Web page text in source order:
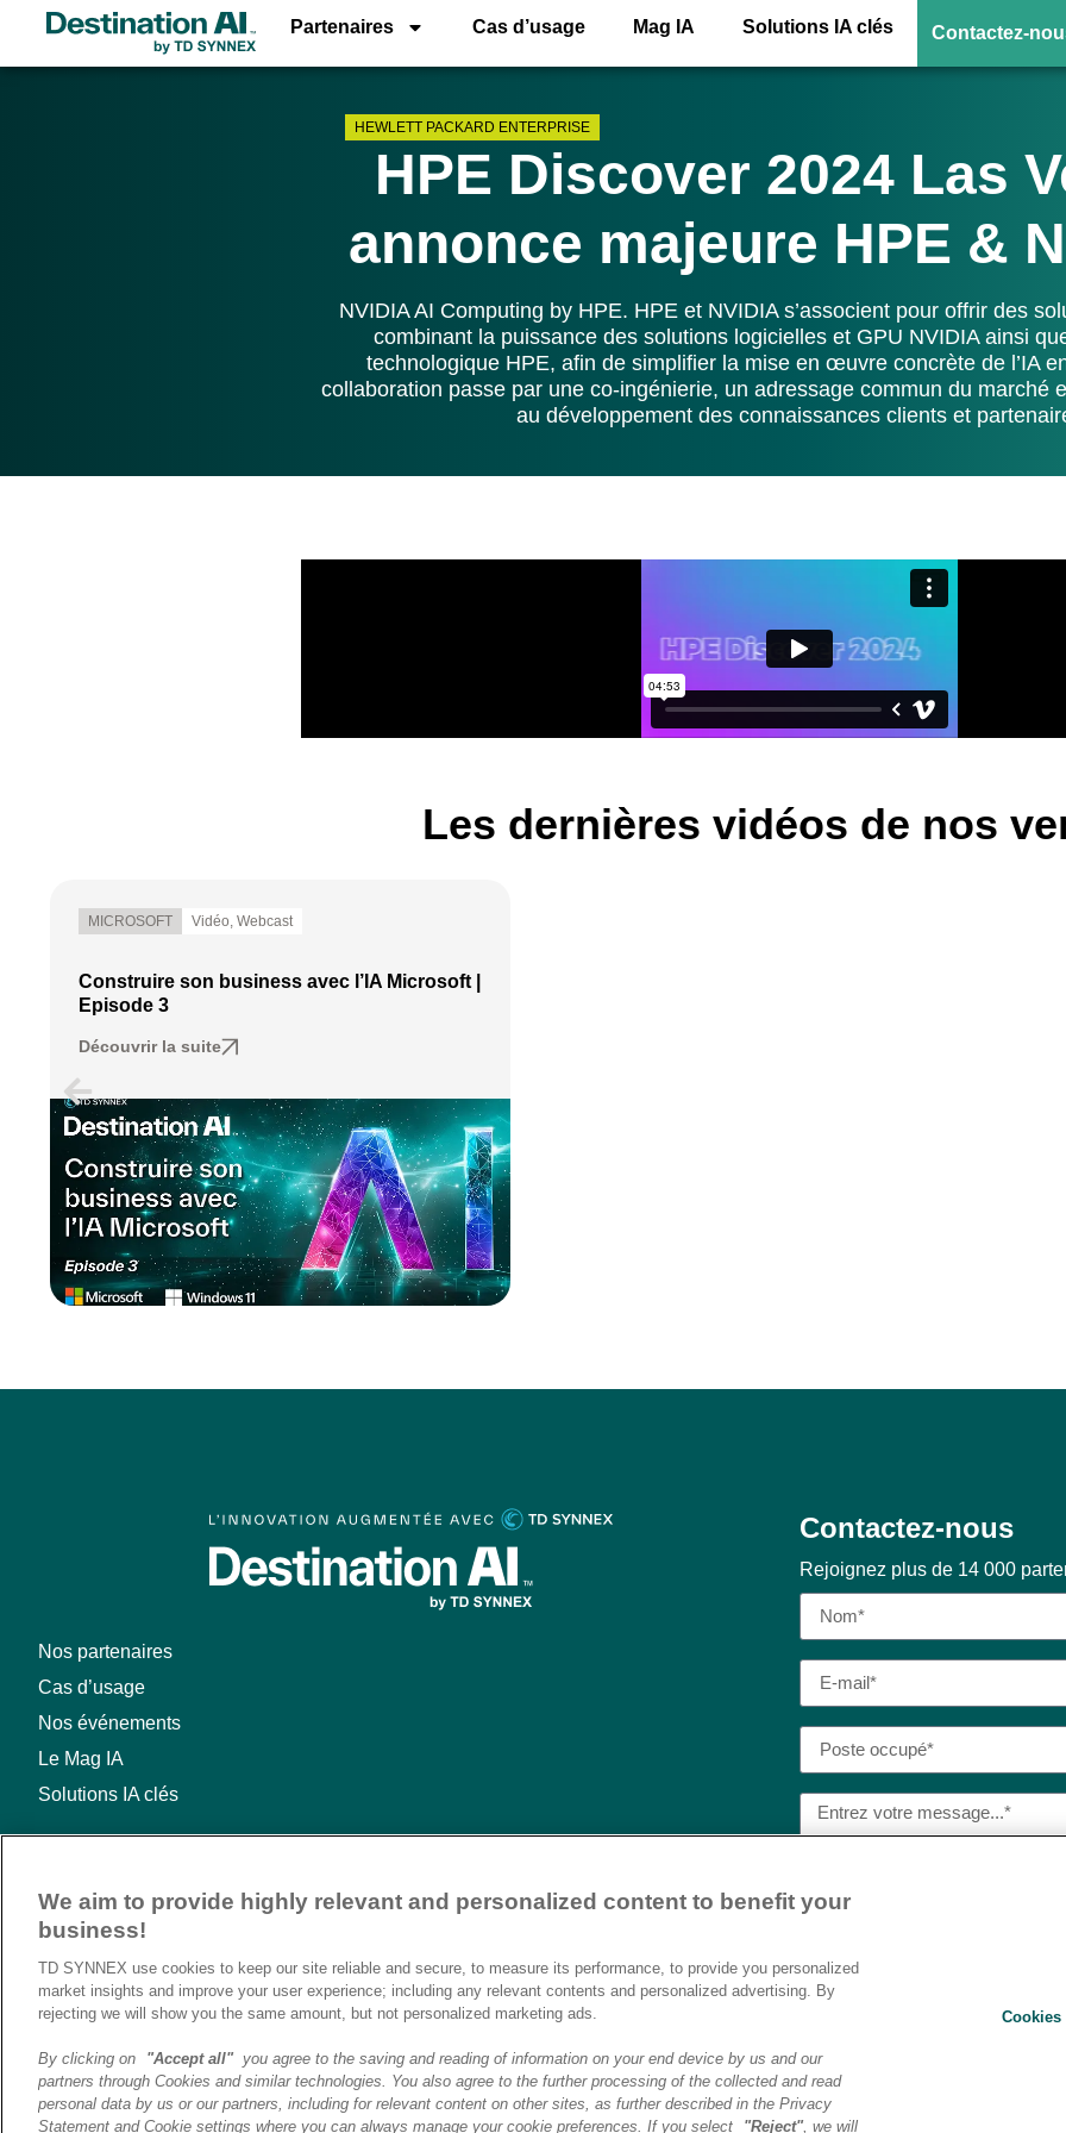
Partenaires Cas d’usage Mag IA Solutions IA clés Contactez-
HEWLETT PACKARD ENTERPRISE
HPE Discover 2024 Las
annonce majeure HPE &
NVIDIA AI Computing by HPE. HPE et NVIDIA s’associent pour offrir des
combinant la puissance des solutions logicielles et GPU NVIDIA ainsi
technologique HPE, afin de simplifier la mise en œuvre concrète de l’IA
collaboration passe par une co-ingénierie, un adressage commun du marché
au développement des connaissances clients et
Les dernières vidéos de nos
MICROSOFT Vidéo, Webcast
Construire son business avec l’IA Microsoft |
Episode 3
Découvrir la suite
Nos partenaires
Cas d’usage
Nos événements
Le Mag IA
Solutions IA clés
Contactez-nous
Rejoignez plus de 14 000
Destination AI.​
© 2026 TD SYNNEX | Destination AI | Tous droits reservés |Mentions légales|Politique de confidentialité|Préférences cookies
We aim to provide highly relevant and personalized content to benefit your
business!
TD SYNNEX use cookies to keep our site reliable and secure, to measure its performance, to provide you personalized
market insights and improve your user experience; including any relevant contents and personalized advertising. By
rejecting we will show you the same amount, but not personalized marketing ads.
By clicking on "Accept all"you agree to the saving and reading of information on your end device by us and our
partners through Cookies and similar technologies. You also agree to the further processing of the collected and read
personal data by us or our partners, including for relevant content on other sites, as further described in the Privacy
Statement and Cookie settings where you can always manage your cookie preferences. If you select
"Reject", we will